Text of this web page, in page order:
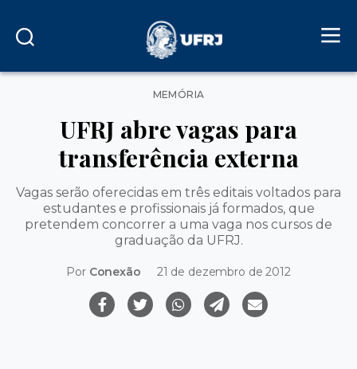
Categorias
MEMÓRIA
UFRJ abre vagas para
transferência externa
Vagas serão oferecidas em três editais voltados para
estudantes e profissionais já formados, que
pretendem concorrer a uma vaga nos cursos de
graduação da UFRJ.
Por Conexão 21 de dezembro de 2012